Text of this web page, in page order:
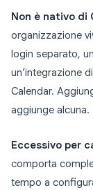
Non è nativo di
organizzazione
login separato,
un’integrazione
Calendar.
aggiunge alcuna.
Eccessivo per
comporta
tempo a